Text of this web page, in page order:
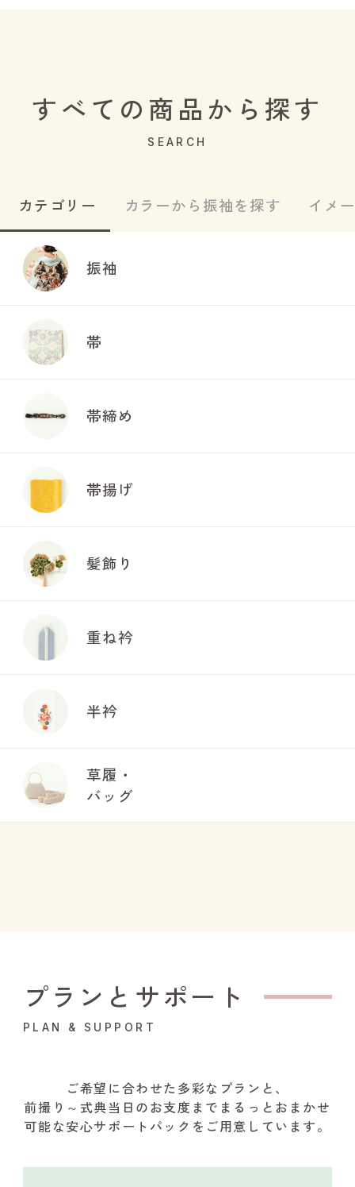
すべての商品から探す
SEARCH
カテゴリー カラーから振袖を探す イメ
振袖
帯
帯締め
帯揚げ
髪飾り
重ね衿
半衿
草履・
バッグ
プランとサポート
PLAN & SUPPORT
ご希望に合わせた多彩なプランと、
前撮り～式典当日のお支度までまるっとおまかせ
可能な安心サポートパックをご用意しています。